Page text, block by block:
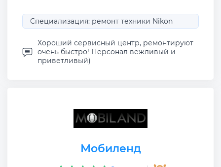
Специализация: ремонт техники Nikon
Хороший сервисный центр, ремонтируют
очень быстро! Персонал вежливый и
приветливый)
Мобиленд